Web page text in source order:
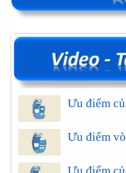
Ưu điểm
Ưu điểm